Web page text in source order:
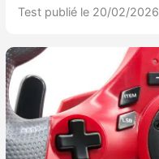
Test publié le 20/02/2026